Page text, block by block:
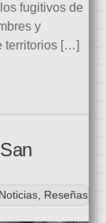
fugitivos de
y
territorios […]
Noticias Reseñas